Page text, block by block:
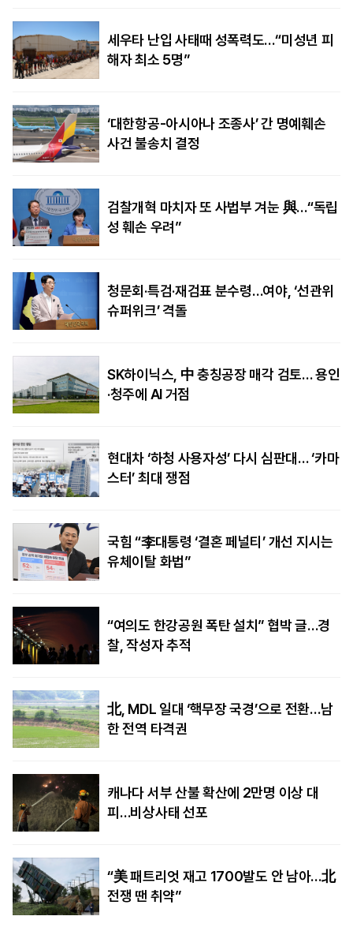
세우타 난입 사태때 성폭력도…“미성년 피
해자 최소 5명”
‘대한항공-아시아나 조종사’ 간 명예훼손
사건 불송치 결정
검찰개혁 마치자 또 사법부 겨눈 與…“독립
성 훼손 우려”
청문회·특검·재검표 분수령…여야, ‘선관위
슈퍼위크’ 격돌
SK하이닉스, 中 충칭공장 매각 검토… 용인
·청주에 AI 거점
현대차 ‘하청 사용자성’ 다시 심판대… ‘카마
스터’ 최대 쟁점
국힘 “李대통령 ‘결혼 페널티’ 개선 지시는
유체이탈 화법”
“여의도 한강공원 폭탄 설치” 협박 글…경
찰, 작성자 추적
北, MDL 일대 ‘핵무장 국경’으로 전환…남
한 전역 타격권
캐나다 서부 산불 확산에 2만명 이상 대
피…비상사태 선포
“美 패트리엇 재고 1700발도 안 남아…北
전쟁 땐 취약”